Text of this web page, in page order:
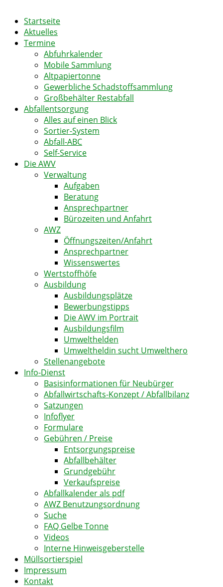
Startseite
Aktuelles
Termine
Abfuhrkalender
Mobile Sammlung
Altpapiertonne
Gewerbliche Schadstoffsammlung
Großbehälter Restabfall
Abfallentsorgung
Alles auf einen Blick
Sortier-System
Abfall-ABC
Self-Service
Die AWV
Verwaltung
Aufgaben
Beratung
Ansprechpartner
Bürozeiten und Anfahrt
AWZ
Öffnungszeiten/Anfahrt
Ansprechpartner
Wissenswertes
Wertstoffhöfe
Ausbildung
Ausbildungsplätze
Bewerbungstipps
Die AWV im Portrait
Ausbildungsfilm
Umwelthelden
Umweltheldin sucht Umwelthero
Stellenangebote
Info-Dienst
Basisinformationen für Neubürger
Abfallwirtschafts-Konzept / Abfallbilanz
Satzungen
Infoflyer
Formulare
Gebühren / Preise
Entsorgungspreise
Abfallbehälter
Grundgebühr
Verkaufspreise
Abfallkalender als pdf
AWZ Benutzungsordnung
Suche
FAQ Gelbe Tonne
Videos
Interne Hinweisgeberstelle
Müllsortierspiel
Impressum
Kontakt